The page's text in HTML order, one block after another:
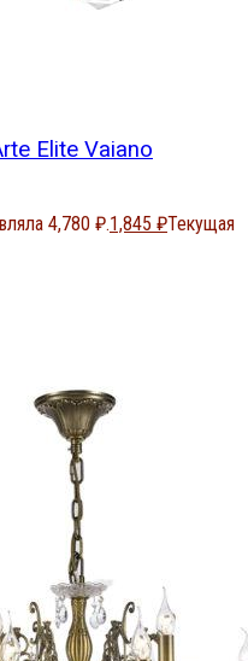
Elite Vaiano
4,780 ₽.1,845 ₽Текущая